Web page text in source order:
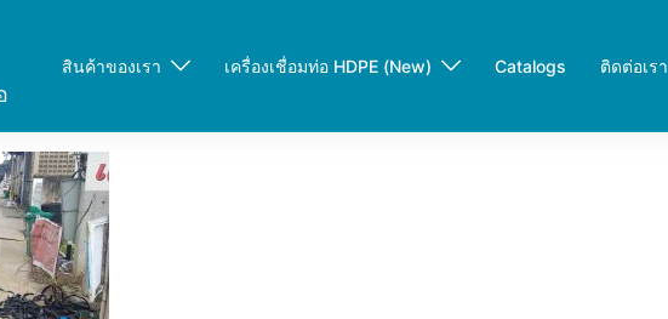
สินค้าของเรา เครื่องเชื่อมท่อ HDPE (New) Catalogs ติดต่อเรา